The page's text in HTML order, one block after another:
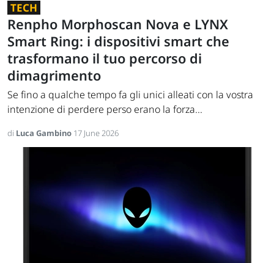
TECH
Renpho Morphoscan Nova e LYNX
Smart Ring: i dispositivi smart che
trasformano il tuo percorso di
dimagrimento
Se fino a qualche tempo fa gli unici alleati con la vostra
intenzione di perdere perso erano la forza...
di Luca Gambino 17 June 2026